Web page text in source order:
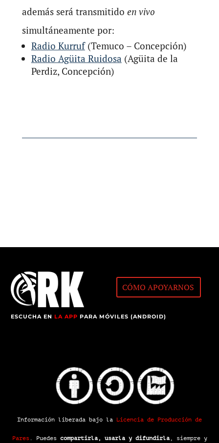
además será transmitido en vivo
simultáneamente por:
Radio Kurruf(Temuco – Concepción)
Radio Agüita Ruidosa (Agüita de la
Perdiz, Concepción)
CÓMO APOYARNOS
ESCUCHA ENLA APP PARA MÓVILES (ANDROID)
Información liberada bajo la Licencia de Producción de
Pares. Puedes compartirla, usarla y difundirla, siempre y